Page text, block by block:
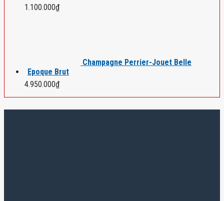
1.100.000₫
Champagne Perrier-Jouet Belle
Epoque Brut
4.950.000₫